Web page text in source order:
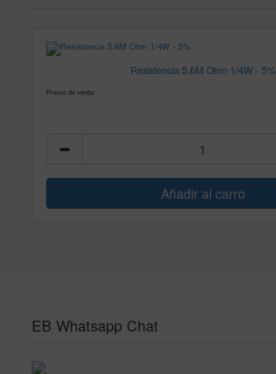
Resistencia 5.6M Ohm 1/4W - 5%
Precio de venta:
EB Whatsapp Chat